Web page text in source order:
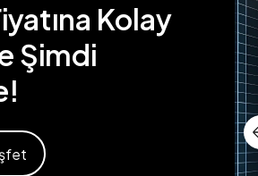
Kolay
Şimdi